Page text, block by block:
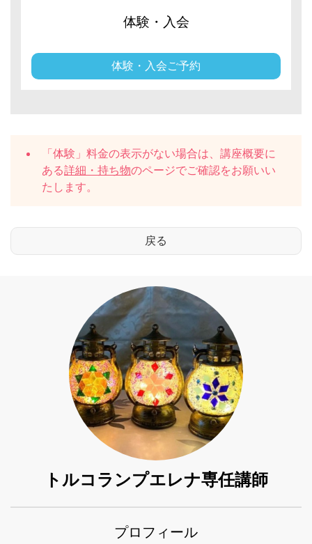
体験・入会
体験・入会ご予約
「体験」料金の表示がない場合は、講座概要に
ある詳細・持ち物のページでご確認をお願いい
たします。
トルコランプエレナ専任講師
プロフィール